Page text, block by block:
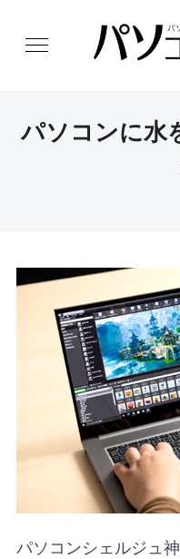
パソコンに水
パソコンシェルジュ